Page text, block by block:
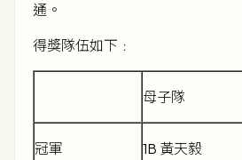
通。
得獎隊伍如下﹕
母子隊
冠軍 1B 黃天毅